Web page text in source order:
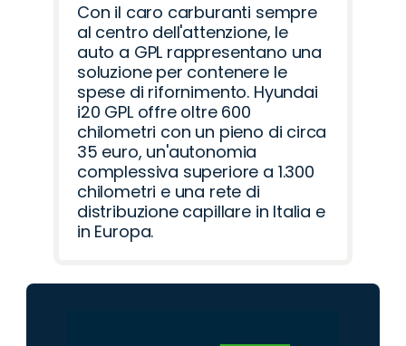
Con il caro carburanti sempre
al centro dell'attenzione, le
auto a GPL rappresentano una
soluzione per contenere le
spese di rifornimento. Hyundai
i20 GPL offre oltre 600
chilometri con un pieno di circa
35 euro, un'autonomia
complessiva superiore a 1.300
chilometri e una rete di
distribuzione capillare in Italia e
in Europa.